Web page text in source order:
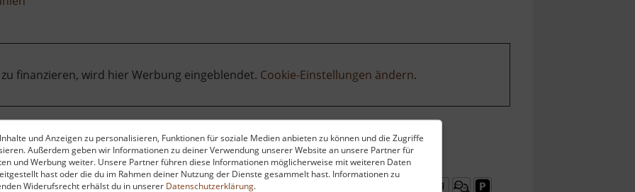
und Anzeigen zu personalisieren, Funktionen für soziale Medien anbieten zu können und die Zugriffe
Außerdem geben wir Informationen zu deiner Verwendung unserer Website an unsere Partner für
und Werbung weiter. Unsere Partner führen diese Informationen möglicherweise mit weiteren Daten
hast oder die du im Rahmen deiner Nutzung der Dienste gesammelt hast. Informationen zu
Widerufsrecht erhälst du in unserer Datenschutzerklärung.
finanzieren, wird hier Werbung eingeblendet. Cookie-Einstellungen ändern.
(Leipziger Land)